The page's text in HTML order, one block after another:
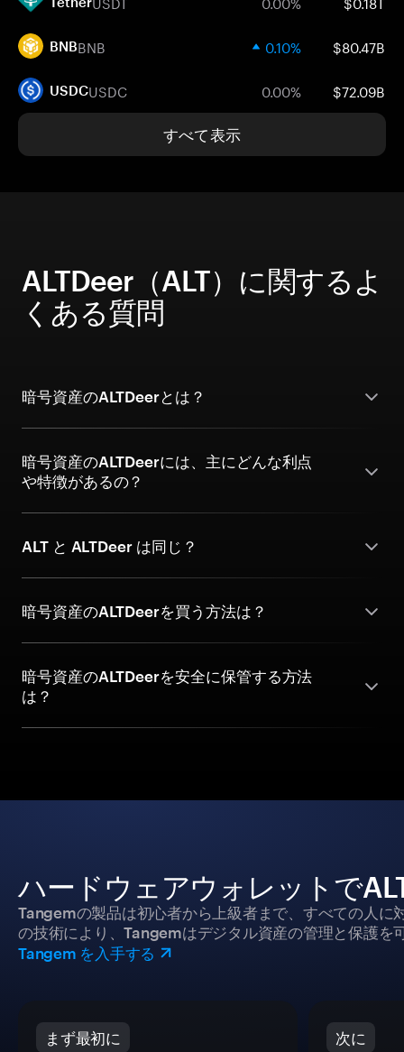
BNBBNB 0.10% $80.47B
USDCUSDC 0.00% $72.09B
すべて表示
ALTDeer（ALT）に関するよ
くある質問
暗号資産のALTDeerとは？
暗号資産のALTDeerには、主にどんな利点
や特徴があるの？
ALT と ALTDeer は同じ？
暗号資産のALTDeerを買う方法は？
暗号資産のALTDeerを安全に保管する方法
は？
ハードウェアウォレットで
Tangemの製品は初心者から上級者まで、すべての人に
の技術により、Tangemはデジタル資産の管理と保護を
Tangem を入手する
まず最初に 次に